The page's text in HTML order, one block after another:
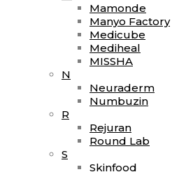
Mamonde
Manyo Factory
Medicube
Mediheal
MISSHA
N
Neuraderm
Numbuzin
R
Rejuran
Round Lab
S
Skinfood